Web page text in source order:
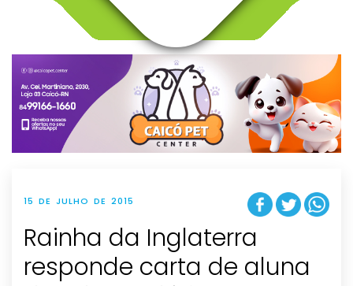
v
g
t
i
o
n
15 DE JULHO DE 2015
Rainha da Inglaterra
responde carta de aluna